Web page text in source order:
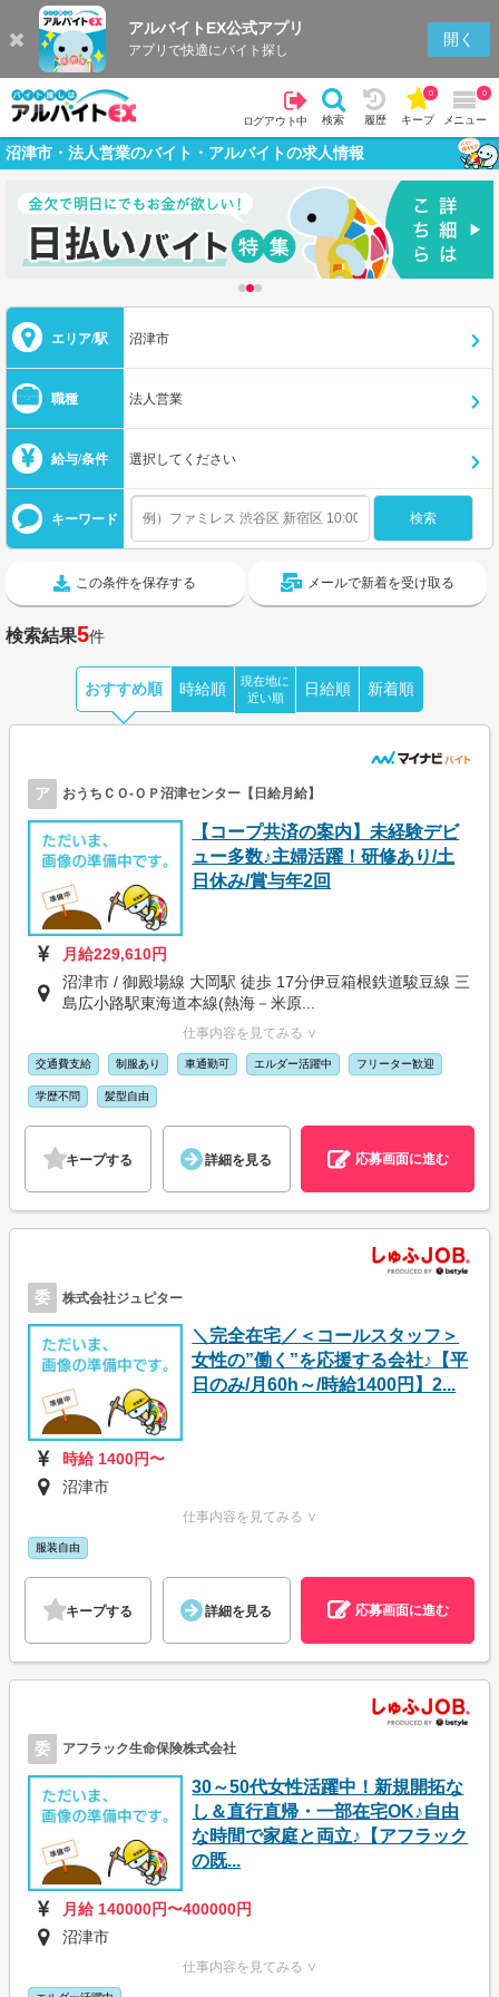
アルバイトEX公式アプリ
アプリで快適にバイト探し
開く
ログアウト中 検索 履歴 キープ
0
メニュー
0
沼津市・法人営業のバイト・アルバイトの求人情報
エリア/駅 沼津市
職種 法人営業
給与/条件 選択してください
キーワード
この条件を保存する メールで新着を受け取る
検索結果5件
おすすめ順 時給順
現在地に
近い順
日給順 新着順
ア おうちＣＯ-ＯＰ沼津センター【日給月給】
【コープ共済の案内】未経験デビ
ュー多数♪主婦活躍！研修あり/土
日休み/賞与年2回
月給229,610円
沼津市 / 御殿場線 大岡駅 徒歩 17分伊豆箱根鉄道駿豆線 三
島広小路駅東海道本線(熱海－米原...
仕事内容を見てみる ∨
交通費支給 制服あり 車通勤可 エルダー活躍中 フリーター歓迎
学歴不問 髪型自由
キープする 詳細を見る 応募画面に進む
委 株式会社ジュピター
＼完全在宅／＜コールスタッフ＞
女性の”働く”を応援する会社♪【平
日のみ/月60h～/時給1400円】2...
時給 1400円〜
沼津市
仕事内容を見てみる ∨
服装自由
キープする 詳細を見る 応募画面に進む
委 アフラック生命保険株式会社
30～50代女性活躍中！新規開拓な
し＆直行直帰・一部在宅OK♪自由
な時間で家庭と両立♪【アフラック
の既...
月給 140000円〜400000円
沼津市
仕事内容を見てみる ∨